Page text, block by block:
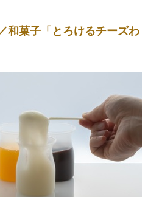
和菓子「とろけるチーズわ